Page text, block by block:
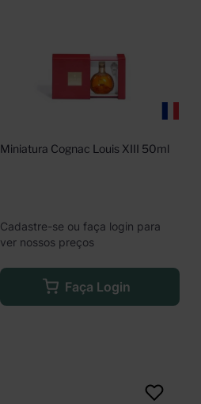
Miniatura Cognac Louis XIII 50ml
Cadastre-se ou faça login para
ver nossos preços
Faça Login